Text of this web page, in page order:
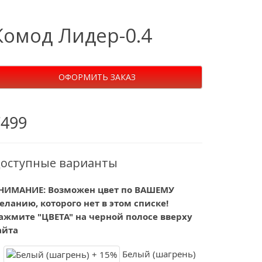
Лидер-0.4
ОФОРМИТЬ ЗАКАЗ
варианты
Возможен цвет по ВАШЕМУ
которого нет в этом списке!
"ЦВЕТА" на черной полосе вверху
Белый (шагрень)